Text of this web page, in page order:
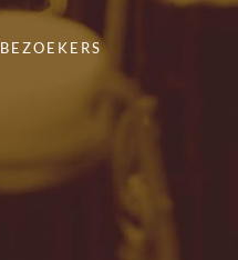
BEZOEKERS